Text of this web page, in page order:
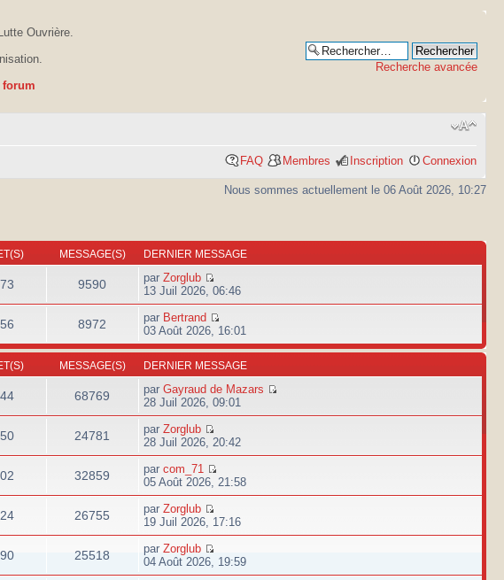
Ouvrière.
forum
Recherche avancée
FAQ Membres Inscription Connexion
Nous sommes actuellement le 06 Août 2026, 10:27
MESSAGE(S) DERNIER MESSAGE
9590 parZorglub
13 Juil 2026, 06:46
8972 par Bertrand
03 Août 2026, 16:01
MESSAGE(S) DERNIER MESSAGE
68769 parGayraud de Mazars
28 Juil 2026, 09:01
24781 parZorglub
28 Juil 2026, 20:42
32859 parcom_71
05 Août 2026, 21:58
26755 parZorglub
19 Juil 2026, 17:16
25518 parZorglub
04 Août 2026, 19:59